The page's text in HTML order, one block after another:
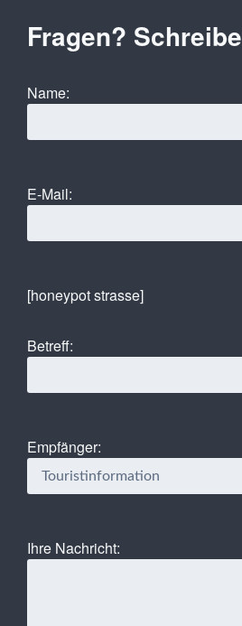
Fragen?
Name:
E-Mail:
[honeypot strasse]
Betreff:
Empfänger:
Ihre Nachricht: